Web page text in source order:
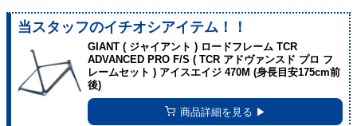
当スタッフのイチオシアイテム！！
GIANT ( ジャイアント ) ロードフレーム TCR
ADVANCED PRO F/S ( TCR アドヴァンスド プロ フ
レームセット ) アイスエイジ 470M (身長目安175cm前
後)
商品詳細を見る ▶︎